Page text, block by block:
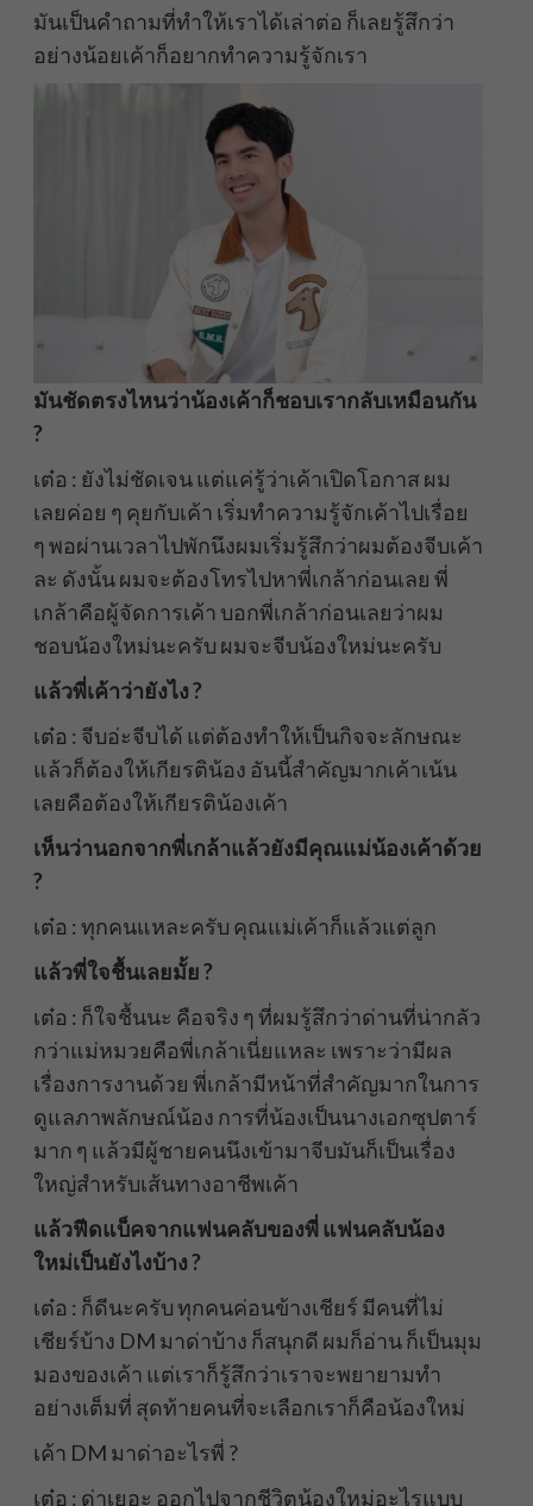
มันเป็นคำถามที่ทำให้เราได้เล่าต่อ ก็เลยรู้สึกว่า
อย่างน้อยเค้าก็อยากทำความรู้จักเรา
มันชัดตรงไหนว่าน้องเค้าก็ชอบเรากลับเหมือนกัน
?
เต๋อ : ยังไม่ชัดเจน แต่แค่รู้ว่าเค้าเปิดโอกาส ผม
เลยค่อย ๆ คุยกับเค้า เริ่มทำความรู้จักเค้าไปเรื่อย
ๆ พอผ่านเวลาไปพักนึงผมเริ่มรู้สึกว่าผมต้องจีบเค้า
ละ ดังนั้น ผมจะต้องโทรไปหาพี่เกล้าก่อนเลย พี่
เกล้าคือผู้จัดการเค้า บอกพี่เกล้าก่อนเลยว่าผม
ชอบน้องใหม่นะครับ ผมจะจีบน้องใหม่นะครับ
แล้วพี่เค้าว่ายังไง ?
เต๋อ : จีบอ่ะจีบได้ แต่ต้องทำให้เป็นกิจจะลักษณะ
แล้วก็ต้องให้เกียรติน้อง อันนี้สำคัญมากเค้าเน้น
เลยคือต้องให้เกียรติน้องเค้า
เห็นว่านอกจากพี่เกล้าแล้วยังมีคุณแม่น้องเค้าด้วย
?
เต๋อ : ทุกคนแหละครับ คุณแม่เค้าก็แล้วแต่ลูก
แล้วพี่ใจชื้นเลยมั้ย ?
เต๋อ : ก็ใจชื้นนะ คือจริง ๆ ที่ผมรู้สึกว่าด่านที่น่ากลัว
กว่าแม่หมวยคือพี่เกล้าเนี่ยแหละ เพราะว่ามีผล
เรื่องการงานด้วย พี่เกล้ามีหน้าที่สำคัญมากในการ
ดูแลภาพลักษณ์น้อง การที่น้องเป็นนางเอกซุปตาร์
มาก ๆ แล้วมีผู้ชายคนนึงเข้ามาจีบมันก็เป็นเรื่อง
ใหญ่สำหรับเส้นทางอาชีพเค้า
แล้วฟีดแบ็คจากแฟนคลับของพี่ แฟนคลับน้อง
ใหม่เป็นยังไงบ้าง ?
เต๋อ : ก็ดีนะครับ ทุกคนค่อนข้างเชียร์ มีคนที่ไม่
เชียร์บ้าง DM มาด่าบ้าง ก็สนุกดี ผมก็อ่าน ก็เป็นมุม
มองของเค้า แต่เราก็รู้สึกว่าเราจะพยายามทำ
อย่างเต็มที่ สุดท้ายคนที่จะเลือกเราก็คือน้องใหม่
เค้า DM มาด่าอะไรพี่ ?
เต๋อ : ด่าเยอะ ออกไปจากชีวิตน้องใหม่อะไรแบบ